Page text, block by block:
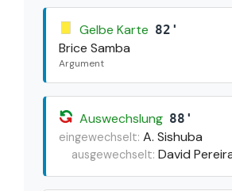
Gelbe Karte 82'
Brice Samba
Argument
Auswechslung 88'
eingewechselt: A. Sishuba
ausgewechselt: David